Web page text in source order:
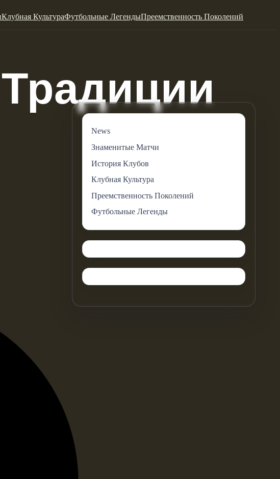
Клубная КультураФутбольные ЛегендыПреемственность Поколений
News
Знаменитые Матчи
История Клубов
Клубная Культура
Преемственность Поколений
Футбольные Легенды